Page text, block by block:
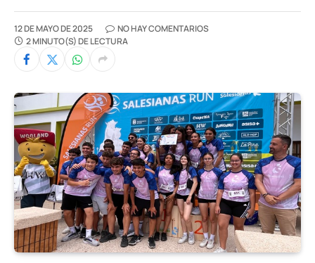
12 DE MAYO DE 2025
NO HAY COMENTARIOS
2 MINUTO(S) DE LECTURA